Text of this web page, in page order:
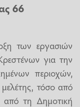
66
των εργασιών
για την
περιοχών,
μελέτης, τόσο από
τη Δημοτική